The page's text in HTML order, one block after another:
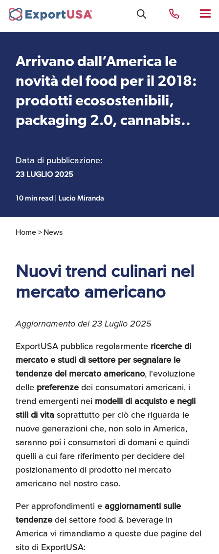
Uffici e Team Exportusa
di Rimini
Uffici e Team
ExportUSA a New York
ExportUSA a Bruxelles
Perchè gli Stati Uniti
I Partner di ExportUSA
New York, Corp.
commercio con gli USA
ExportUSA ottiene la
licenza per richiedere
gli ITIN
Media
Recensioni delle
aziende italiane
assistite da ExportUSA
Costituzione società e
compliance
Servizi Contabili e
Fiscali
Logistica
Ricerca Distributori di
Macchinari Industriali
Branding e
Comunicazione
Internazionalizzazione
Apertura Ristoranti
negli Stati Uniti
Arrivano dall’America le
novità del food per il 2018:
prodotti ecosostenibili,
packaging 2.0, cannabis..
Data di pubblicazione:
23 LUGLIO 2025
10 min read | Lucio Miranda
Home >News
Nuovi trend culinari nel
mercato americano
Aggiornamento del 23 Luglio 2025
ExportUSA pubblica regolarmente ricerche di
mercato e studi di settore per segnalare le
tendenze del mercato americano, l'evoluzione
delle preferenzedei consumatori americani, i
trend emergenti nei modelli di acquisto e negli
stili di vita soprattutto per ciò che riguarda le
nuove generazioni che, non solo in America,
saranno poi i consumatori di domani e quindi
quelli a cui fare riferimento per decidere del
posizionamento di prodotto nel mercato
americano nel nostro caso.
Per approfondimenti eaggiornamenti sulle
tendenzedel settore food & beverage in
America vi rimandiamo a queste due pagine del
sito di ExportUSA: